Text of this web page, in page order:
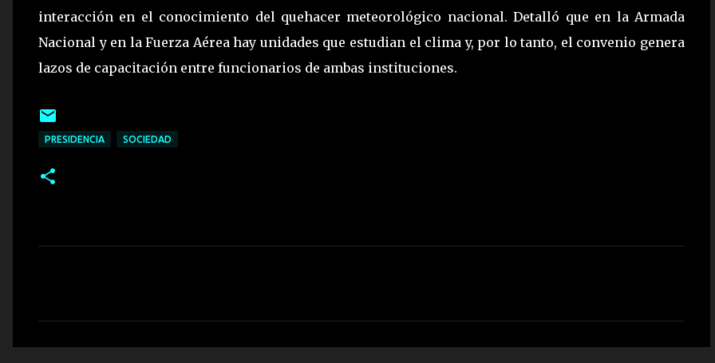
interacción en el conocimiento del quehacer meteorológico nacional. Detalló que en la Armada
Nacional y en la Fuerza Aérea hay unidades que estudian el clima y, por lo tanto, el convenio genera
lazos de capacitación entre funcionarios de ambas instituciones.
PRESIDENCIA SOCIEDAD